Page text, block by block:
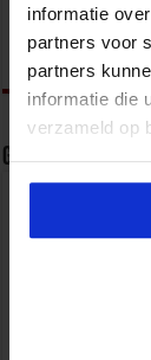
informatie
partners voor
partners
informatie die
verzameld op
www.sbo.nl/
Gerelateerde